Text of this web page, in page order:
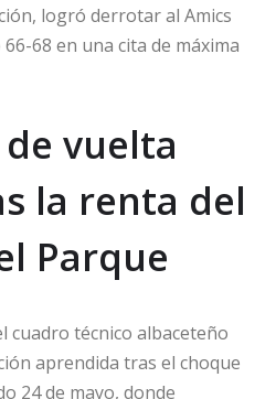
logró derrotar al Amics
68 en una cita de máxima
vuelta
la renta del
Parque
cuadro técnico albaceteño
aprendida tras el choque
24 de mayo, donde